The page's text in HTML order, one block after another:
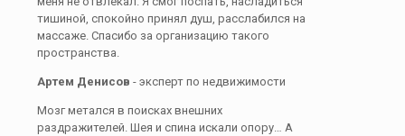
тишиной, спокойно принял душ, расслабился на
массаже. Спасибо за организацию такого
пространства.
Артем Денисов - эксперт по недвижимости
Мозг метался в поисках внешних
раздражителей. Шея и спина искали опору… А